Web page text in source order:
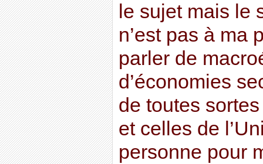
le sujet mais le
n’est pas à ma
parler de
d’économies
de toutes
et celles de
personne pour